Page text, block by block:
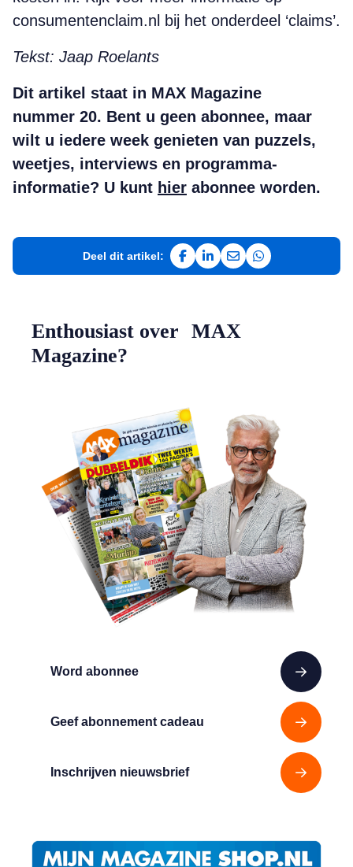
consumentenclaim.nl bij het onderdeel ‘claims’.
Tekst: Jaap Roelants
Dit artikel staat in MAX Magazine
nummer 20. Bent u geen abonnee, maar
wilt u iedere week genieten van puzzels,
weetjes, interviews en programma-
informatie? U kunt hier abonnee worden.
Deel dit artikel:
Deel op Facebook
Deel op LinkedIn
Deel via e-mail
Deel via
Word abonnee
Geef abonnement cadeau
Inschrijven nieuwsbrief
Enthousiast over MAX
Magazine?